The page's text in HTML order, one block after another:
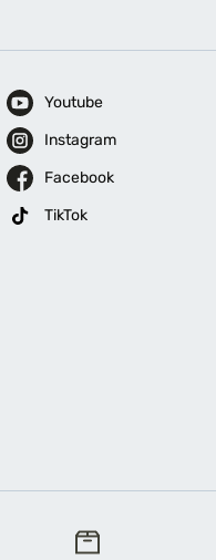
Youtube
Instagram
Facebook
TikTok